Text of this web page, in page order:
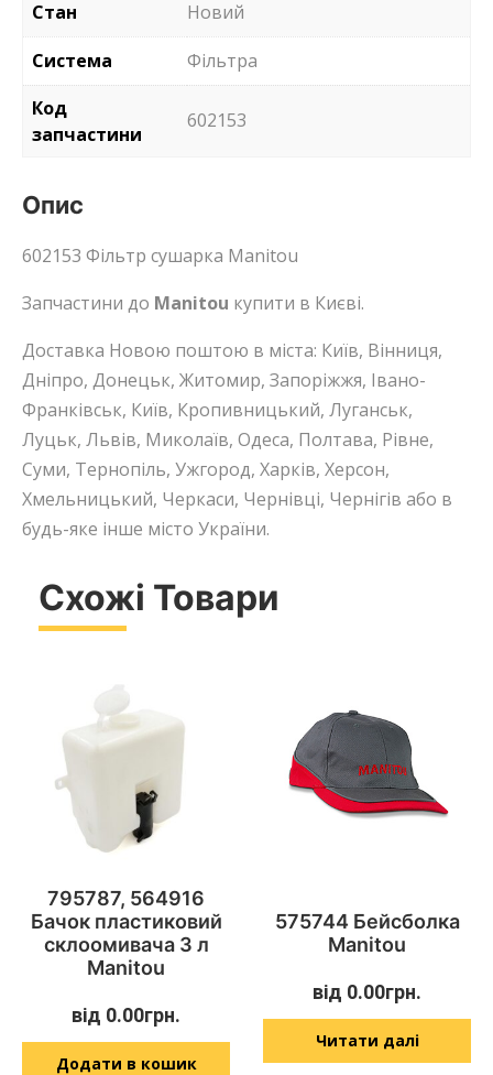
Стан
Новий
Система
Фільтра
Код
запчастини
602153
Опис
602153 Фільтр сушарка Manitou
Запчастини до Manitou купити в Києві.
Доставка Новою поштою в міста: Київ, Вінниця,
Дніпро, Донецьк, Житомир, Запоріжжя, Івано-
Франківськ, Київ, Кропивницький, Луганськ,
Луцьк, Львів, Миколаїв, Одеса, Полтава, Рівне,
Суми, Тернопіль, Ужгород, Харків, Херсон,
Хмельницький, Черкаси, Чернівці, Чернігів або в
будь-яке інше місто України.
Схожі Товари
795787, 564916
Бачок пластиковий
склоомивача 3 л
Manitou
від 0.00грн.
Додати в кошик
575744 Бейсболка
Manitou
від 0.00грн.
Читати далі